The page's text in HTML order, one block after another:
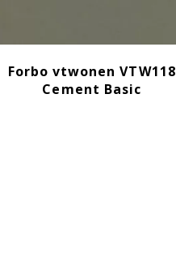
Forbo vtwonen VTW118
Cement Basic